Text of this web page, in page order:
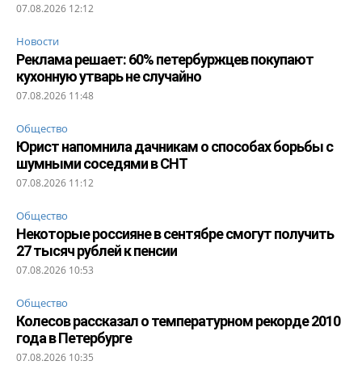
07.08.2026 12:12
Новости
Реклама решает: 60% петербуржцев покупают
кухонную утварь не случайно
07.08.2026 11:48
Общество
Юрист напомнила дачникам о способах борьбы с
шумными соседями в СНТ
07.08.2026 11:12
Общество
Некоторые россияне в сентябре смогут получить
27 тысяч рублей к пенсии
07.08.2026 10:53
Общество
Колесов рассказал о температурном рекорде 2010
года в Петербурге
07.08.2026 10:35